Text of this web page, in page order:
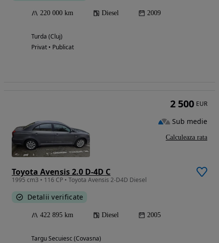
220 000 km Diesel 2009
Turda (Cluj)
Privat • Publicat
Toyota Avensis 2.0 D-4D C
1995 cm3 • 116 CP • Toyota Avensis 2-D4D Diesel
Detalii verificate
422 895 km Diesel 2005
Targu Secuiesc (Covasna)
2 500 EUR
Sub medie
Calculeaza rata